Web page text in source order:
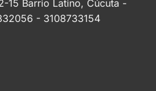
15 Barrio Latino, Cúcuta -
- 3108733154